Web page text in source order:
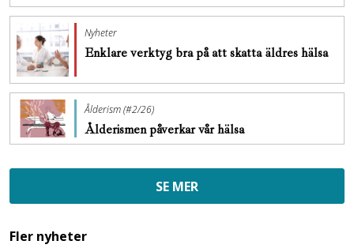
Nyheter
Enklare verktyg bra på att skatta äldres hälsa
Ålderism (#2/26)
Ålderismen påverkar vår hälsa
SE MER
Fler nyheter